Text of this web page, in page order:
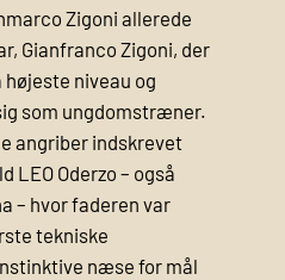
Zigoni allerede
Gianfranco Zigoni, der
niveau og
som ungdomstræner.
angriber indskrevet
LEO Oderzo – også
– hvor faderen var
tekniske
næse for mål